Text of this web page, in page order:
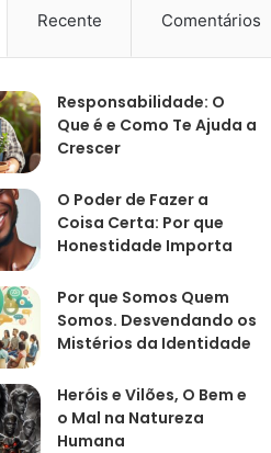
Recente Comentários
Responsabilidade: O
Que é e Como Te Ajuda a
Crescer
O Poder de Fazer a
Coisa Certa: Por que
Honestidade Importa
Por que Somos Quem
Somos. Desvendando os
Mistérios da Identidade
Heróis e Vilões, O Bem e
o Mal na Natureza
Humana